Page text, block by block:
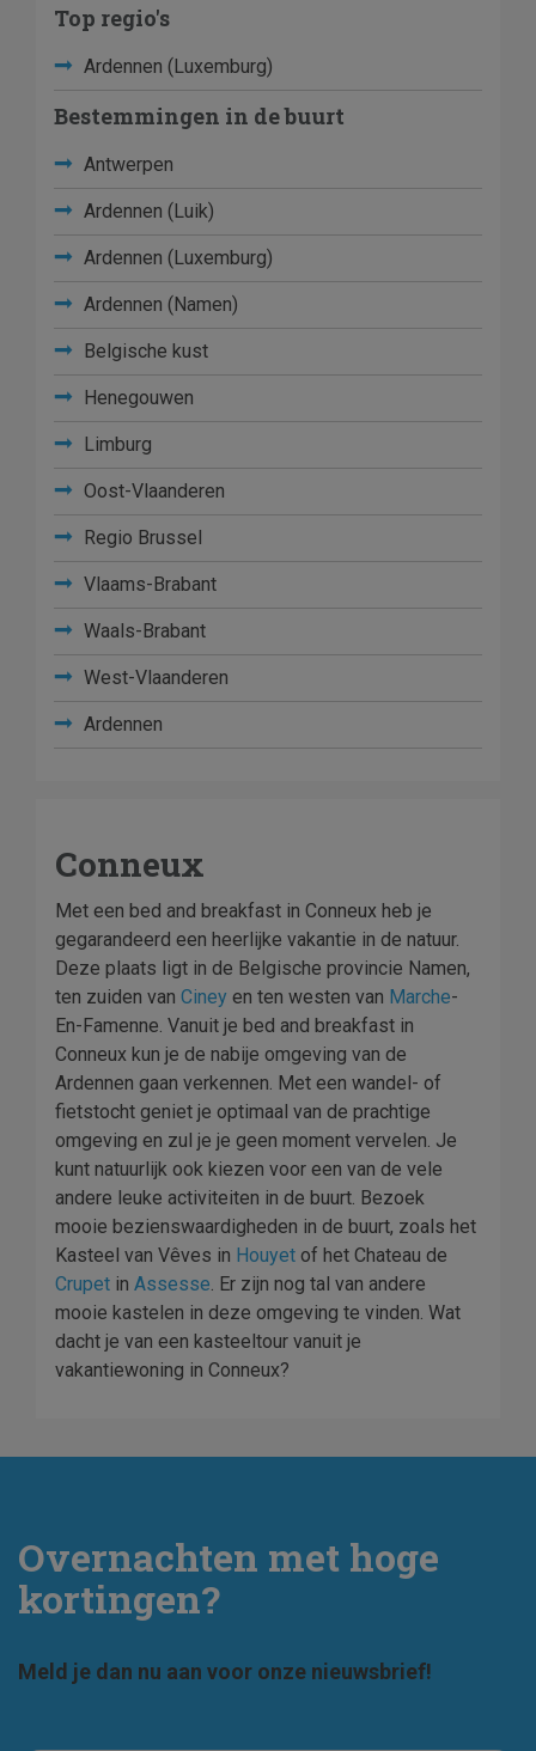
Top regio's
Ardennen (Luxemburg)
Bestemmingen in de buurt
Antwerpen
Ardennen (Luik)
Ardennen (Luxemburg)
Ardennen (Namen)
Belgische kust
Henegouwen
Limburg
Oost-Vlaanderen
Regio Brussel
Vlaams-Brabant
Waals-Brabant
West-Vlaanderen
Ardennen
Conneux
Met een bed and breakfast in Conneux heb je
gegarandeerd een heerlijke vakantie in de natuur.
Deze plaats ligt in de Belgische provincie Namen,
ten zuiden van Ciney en ten westen van Marche-
En-Famenne. Vanuit je bed and breakfast in
Conneux kun je de nabije omgeving van de
Ardennen gaan verkennen. Met een wandel- of
fietstocht geniet je optimaal van de prachtige
omgeving en zul je je geen moment vervelen. Je
kunt natuurlijk ook kiezen voor een van de vele
andere leuke activiteiten in de buurt. Bezoek
mooie bezienswaardigheden in de buurt, zoals het
Kasteel van Vêves in Houyet of het Chateau de
Crupet in Assesse. Er zijn nog tal van andere
mooie kastelen in deze omgeving te vinden. Wat
dacht je van een kasteeltour vanuit je
vakantiewoning in Conneux?
Overnachten met hoge
kortingen?
Meld je dan nu aan voor onze nieuwsbrief!